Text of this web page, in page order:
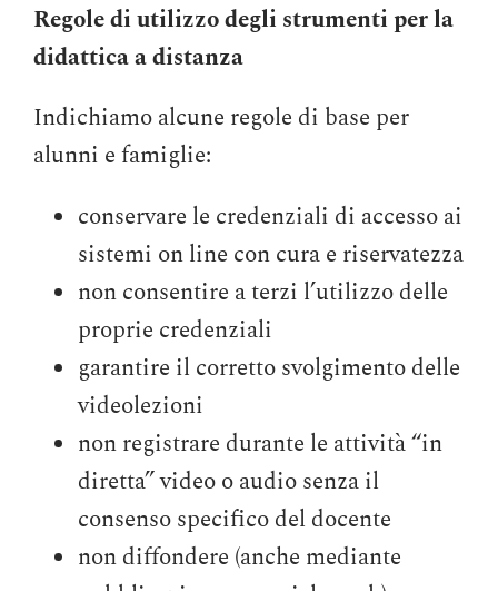
Regole di utilizzo degli strumenti per la
didattica a distanza
Indichiamo alcune regole di base per
alunni e famiglie:
conservare le credenziali di accesso ai
sistemi on line con cura e riservatezza
non consentire a terzi l’utilizzo delle
proprie credenziali
garantire il corretto svolgimento delle
videolezioni
non registrare durante le attività “in
diretta” video o audio senza il
consenso specifico del docente
non diffondere (anche mediante